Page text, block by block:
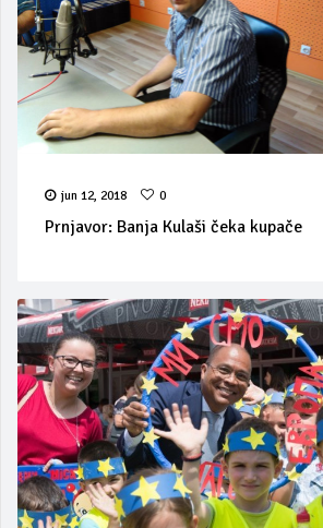
jun 12, 2018 0
Prnjavor: Banja Kulaši čeka kupače